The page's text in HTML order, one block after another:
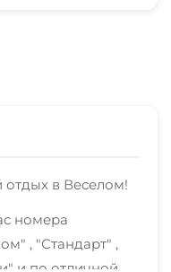
в Веселом!
номера
, "Стандарт" ,
и по отличной